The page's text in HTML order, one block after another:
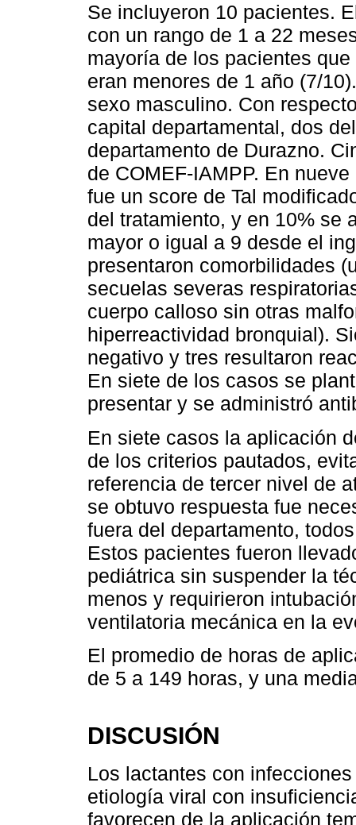
Se incluyeron 10 pacientes.
con un rango de 1 a 22
mayoría de los pacientes
eran menores de 1 año (7/
sexo masculino. Con
capital departamental, dos
departamento de Durazno.
de COMEF-IAMPP. En
fue un score de Tal
del tratamiento, y en 10% se
mayor o igual a 9 desde el
presentaron comorbilidades
secuelas severas
cuerpo calloso sin otras
hiperreactividad bronquial).
negativo y tres resultaron
En siete de los casos se
presentar y se administró
En siete casos la aplicación
de los criterios pautados,
referencia de tercer nivel de
se obtuvo respuesta fue
fuera del departamento,
Estos pacientes fueron
pediátrica sin suspender la
menos y requirieron
ventilatoria mecánica en la
El promedio de horas de
de 5 a 149 horas, y una
DISCUSIÓN
Los lactantes con
etiología viral con
favorecen de la aplicación